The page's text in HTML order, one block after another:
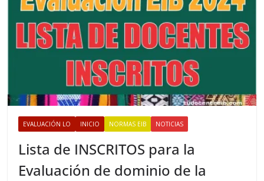
EVALUACIÓN LO INICIO NORMAS EIB NOTICIAS
Lista de INSCRITOS para la
Evaluación de dominio de la